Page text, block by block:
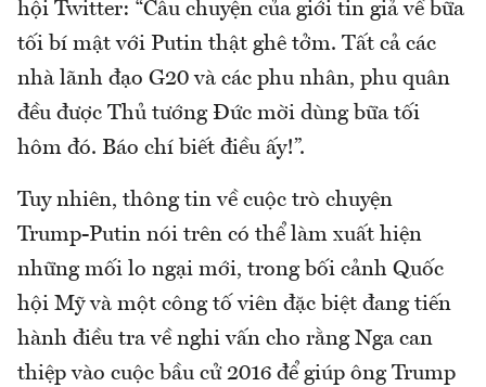
hội Twitter: “Câu chuyện của giới tin giả về bữa
tối bí mật với Putin thật ghê tởm. Tất cả các
nhà lãnh đạo G20 và các phu nhân, phu quân
đều được Thủ tướng Đức mời dùng bữa tối
hôm đó. Báo chí biết điều ấy!”.
Tuy nhiên, thông tin về cuộc trò chuyện
Trump-Putin nói trên có thể làm xuất hiện
những mối lo ngại mới, trong bối cảnh Quốc
hội Mỹ và một công tố viên đặc biệt đang tiến
hành điều tra về nghi vấn cho rằng Nga can
thiệp vào cuộc bầu cử 2016 để giúp ông Trump